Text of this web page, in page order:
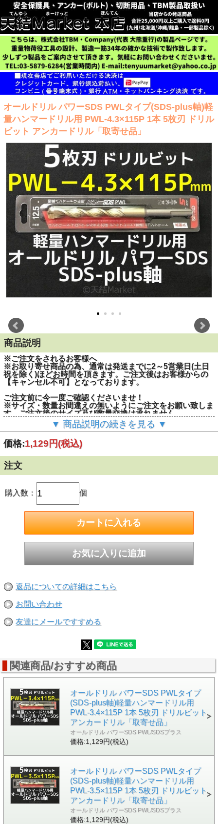
オールドリル パワーSDS PWLタイプ(SDS-plus軸)軽
量ハンマードリル用 PWL-4.3×115P 1本 5枚刃 ドリル
ビット アンカードリル「取寄せ品」
商品説明
※ご注文をされるお客様へ
※お取り寄せ商品の為、通常は発送までに2～5営業日(土日
祝を除く)ほどお時間を頂きます。ご注文後はお客様からの
【キャンセル不可】となっております。
ご注文前に今一度ご確認くださいませ！
※サイズ・数量お間違えの無いようにご注文をお願い致しま
す。ご注文後のサイズ及び数量交換は承れません。
■シャンク形状：SDS-Plus軸
■適合機種：軽量ハンマードリル
■被削材：コンクリート/ブロック/モルタル/石材/デッキプレ
ます。
[高耐久×真円]
■鉄筋干渉に強い超寿命
■5エッジの頑強な超硬ヘッドで、真円に近い穴あけができ
ます
■刃先径：4.3mm
■全長：115mm
■有効長：50mm
▼ 商品説明の続きを見る ▼
価格:1,129円(税込)
注文
購入数： 個
返品についての詳細はこちら
お問い合わせ
友達にメールですすめる
関連商品/おすすめ商品
オールドリル パワーSDS PWLタイプ
(SDS-plus軸)軽量ハンマードリル用
PWL-3.4×115P 1本 5枚刃 ドリルビット
アンカードリル「取寄せ品」
オールドリル パワーSDS PWL/SDSプラス
価格:1,129円(税込)
オールドリル パワーSDS PWLタイプ
(SDS-plus軸)軽量ハンマードリル用
PWL-3.5×115P 1本 5枚刃 ドリルビット
アンカードリル「取寄せ品」
オールドリル パワーSDS PWL/SDSプラス
価格:1,129円(税込)